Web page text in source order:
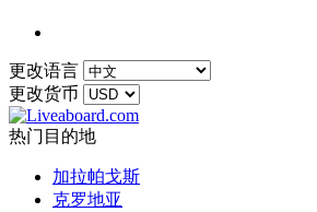
更改语言
更改货币
热门目的地
加拉帕戈斯
克罗地亚